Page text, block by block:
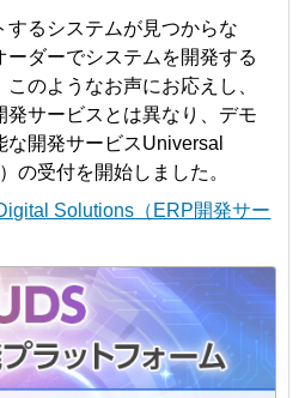
するシステムが見つからな
ダーでシステムを開発する
のようなお声にお応えし、
発サービスとは異なり、デモ
開発サービスUniversal
の受付を開始しました。
Solutions（ERP開発サー